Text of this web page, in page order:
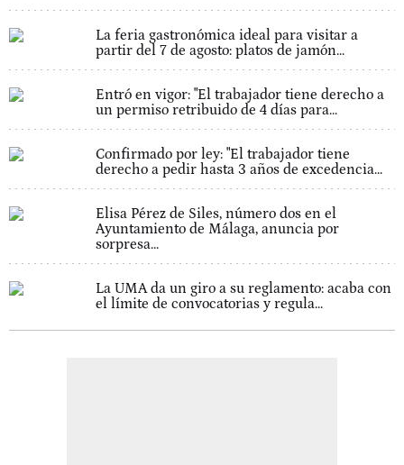
La feria gastronómica ideal para visitar a
partir del 7 de agosto: platos de jamón...
Entró en vigor: "El trabajador tiene derecho a
un permiso retribuido de 4 días para...
Confirmado por ley: "El trabajador tiene
derecho a pedir hasta 3 años de excedencia...
Elisa Pérez de Siles, número dos en el
Ayuntamiento de Málaga, anuncia por
sorpresa...
La UMA da un giro a su reglamento: acaba con
el límite de convocatorias y regula...